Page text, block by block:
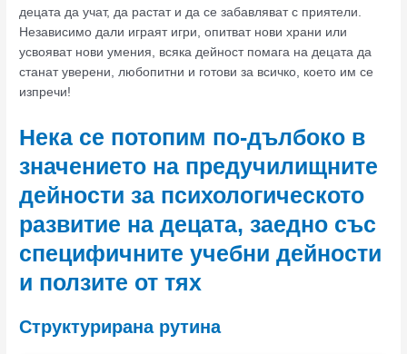
децата да учат, да растат и да се забавляват с приятели.
Независимо дали играят игри, опитват нови храни или
усвояват нови умения, всяка дейност помага на децата да
станат уверени, любопитни и готови за всичко, което им се
изпречи!
Нека се потопим по-дълбоко в
значението на предучилищните
дейности за психологическото
развитие на децата, заедно със
специфичните учебни дейности
и ползите от тях
Структурирана рутина